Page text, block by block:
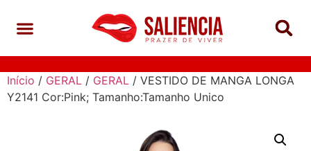
Início / GERAL / GERAL / VESTIDO DE MANGA LONGA
Y2141 Cor:Pink; Tamanho:Tamanho Unico